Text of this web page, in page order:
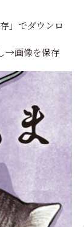
」でダウンロ
→画像を保存